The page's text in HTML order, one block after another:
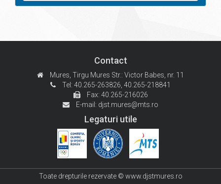
Contact
Mures, Tirgu Mures Str.: Victor Babes, nr. 11
Tel: 40.265-263826, 40.265-218841
Fax: 40.265-216026
E-mail: djst.mures@mts.ro
Legaturi utile
Toate drepturile rezervate © www.djstmures.ro